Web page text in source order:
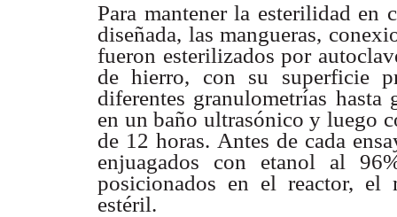
Para mantener la esterilidad en
diseñada, lasmangueras,
fueron esterilizados por
de hierro, con su superficie
diferentes granulometrías hasta
en un baño ultrasónico y luego
de 12 horas. Antes de cada
enjuagados con etanol al
posicionados en el reactor, el
estéril.